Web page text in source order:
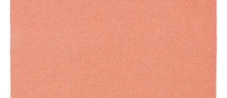
141,00€
hasta
874,00€